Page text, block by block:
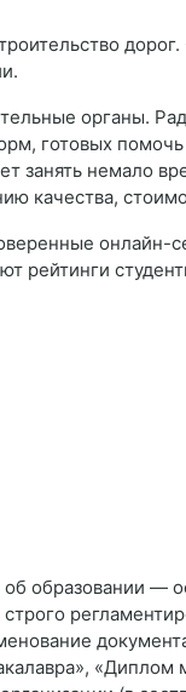
органы.
готовых
занять немало
качества,
рейтинги
образовании —